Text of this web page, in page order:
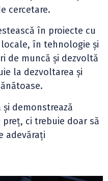
cercetare.
în proiecte cu
în tehnologie și
de muncă și dezvoltă
la dezvoltarea și
și demonstrează
ci trebuie doar să
adevărați